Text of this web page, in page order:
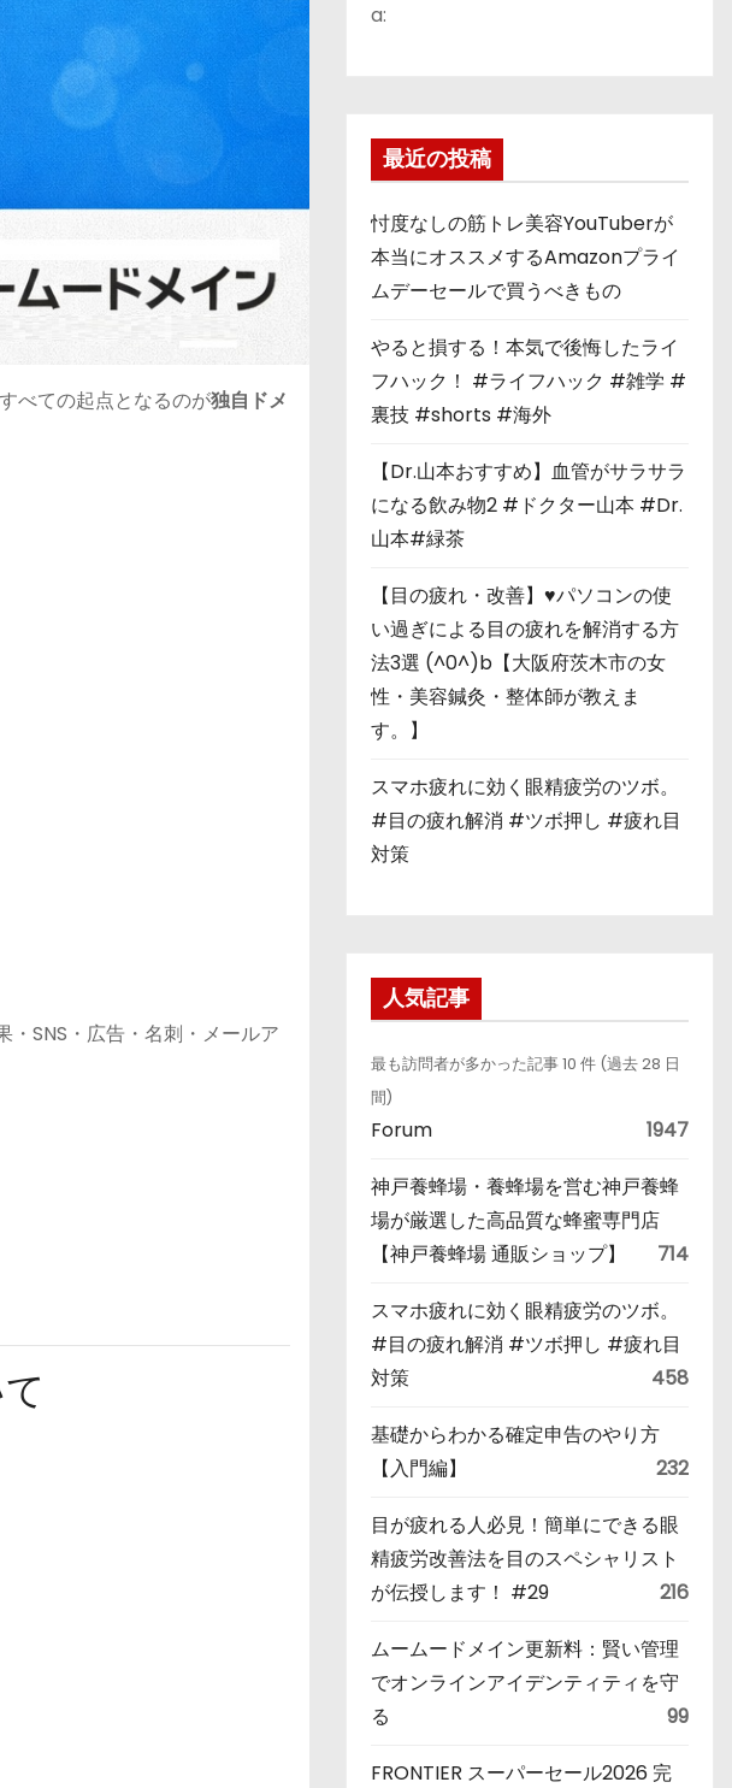
べての起点となるのが独自ドメ
SNS・広告・名刺・メールア
a:
最近の投稿
忖度なしの筋トレ美容YouTuberが
本当にオススメするAmazonプライ
ムデーセールで買うべきもの
やると損する！本気で後悔したライ
フハック！ #ライフハック #雑学 #
裏技 #shorts #海外
【Dr.山本おすすめ】血管がサラサラ
になる飲み物2 #ドクター山本 #Dr.
山本#緑茶
【目の疲れ・改善】♥パソコンの使
い過ぎによる目の疲れを解消する方
法3選 (^0^)b【大阪府茨木市の女
性・美容鍼灸・整体師が教えま
す。】
スマホ疲れに効く眼精疲労のツボ。
#目の疲れ解消 #ツボ押し #疲れ目
対策
人気記事
最も訪問者が多かった記事 10 件 (過去 28 日
間)
Forum 1947
神戸養蜂場・養蜂場を営む神戸養蜂
場が厳選した高品質な蜂蜜専門店
【神戸養蜂場 通販ショップ】
714
スマホ疲れに効く眼精疲労のツボ。
#目の疲れ解消 #ツボ押し #疲れ目
対策
458
基礎からわかる確定申告のやり方
【入門編】
232
目が疲れる人必見！簡単にできる眼
精疲労改善法を目のスペシャリスト
が伝授します！ #29
216
ムームードメイン更新料：賢い管理
でオンラインアイデンティティを守
る
99
FRONTIER スーパーセール2026 完